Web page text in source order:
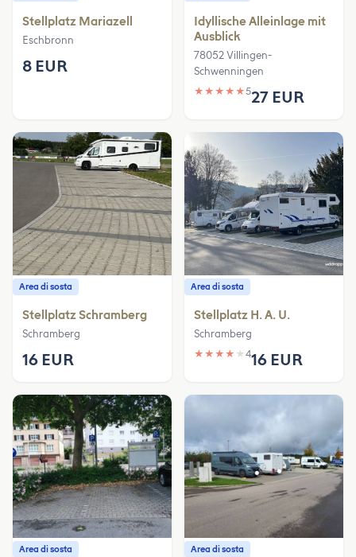
Stellplatz Mariazell
Eschbronn
8 EUR
Idyllische Alleinlage mit
Ausblick
78052 Villingen-
Schwenningen
★ ★ ★ ★ ★527 EUR
Area di sosta
Stellplatz Schramberg
Schramberg
16 EUR
Area di sosta
Stellplatz H. A. U.
Schramberg
★ ★ ★ ★ ★ 416 EUR
Area di sosta Area di sosta